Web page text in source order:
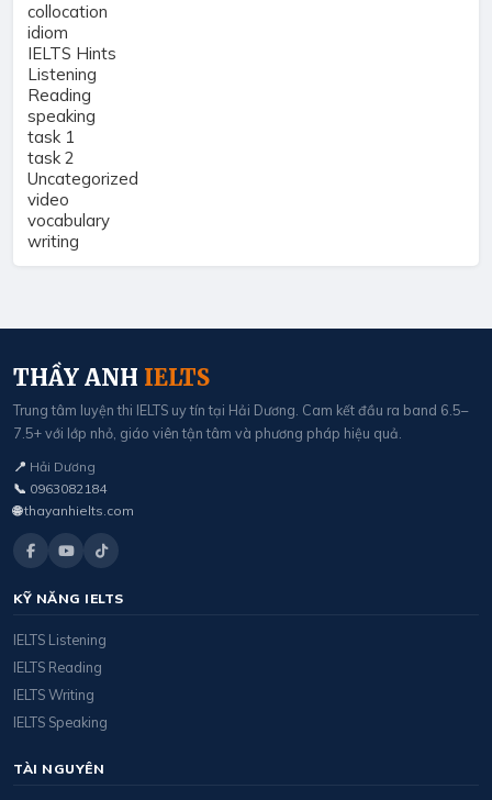
collocation
idiom
IELTS Hints
Listening
Reading
speaking
task 1
task 2
Uncategorized
video
vocabulary
writing
THẦY ANH IELTS
Trung tâm luyện thi IELTS uy tín tại Hải Dương. Cam kết đầu ra band 6.5–
7.5+ với lớp nhỏ, giáo viên tận tâm và phương pháp hiệu quả.
📍 Hải Dương
📞 0963082184
🌐 thayanhielts.com
KỸ NĂNG IELTS
IELTS Listening
IELTS Reading
IELTS Writing
IELTS Speaking
TÀI NGUYÊN